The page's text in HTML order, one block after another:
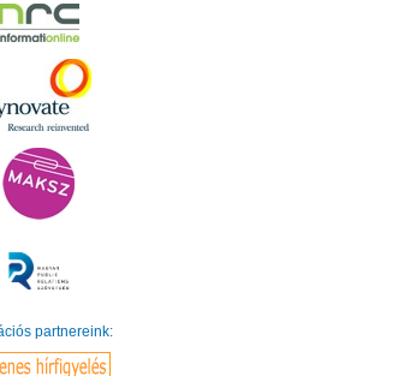
partnereink: